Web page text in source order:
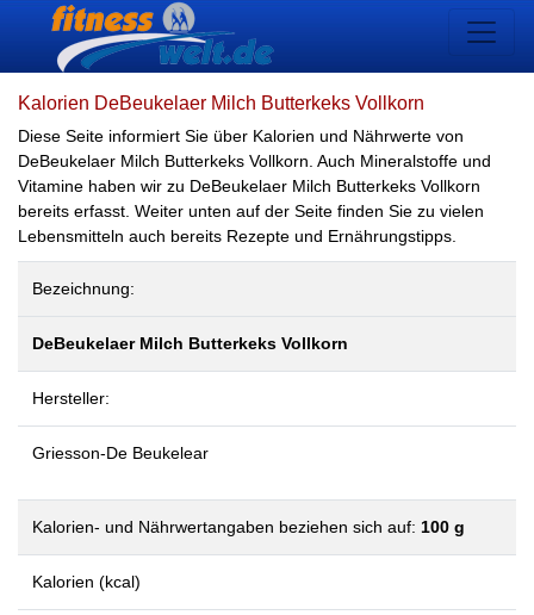
Kalorien DeBeukelaer Milch Butterkeks Vollkorn
Diese Seite informiert Sie über Kalorien und Nährwerte von
DeBeukelaer Milch Butterkeks Vollkorn. Auch Mineralstoffe und
Vitamine haben wir zu DeBeukelaer Milch Butterkeks Vollkorn
bereits erfasst. Weiter unten auf der Seite finden Sie zu vielen
Lebensmitteln auch bereits Rezepte und Ernährungstipps.
Bezeichnung:
DeBeukelaer Milch Butterkeks Vollkorn
Hersteller:
Griesson-De Beukelear
Kalorien- und Nährwertangaben beziehen sich auf: 100 g
Kalorien (kcal)